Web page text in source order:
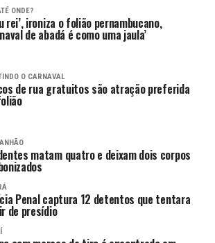
ONDE?
rei’, ironiza o folião pernambucano,
de abadá é como uma jaula’
O CARNAVAL
de rua gratuitos são atração preferida
matam quatro e deixam dois corpos
Penal captura 12 detentos que tentara
de presídio